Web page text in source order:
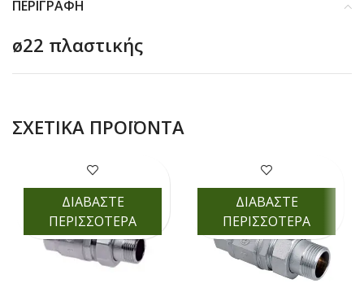
ΠΕΡΙΓΡΑΦΉ
ø22 πλαστικής
ΣΧΕΤΙΚΆ ΠΡΟΪΌΝΤΑ
ΔΙΑΒΑΣΤΕ
ΠΕΡΙΣΣΟΤΕΡΑ
ΔΙΑΒΑΣΤΕ
ΠΕΡΙΣΣΟΤΕΡΑ